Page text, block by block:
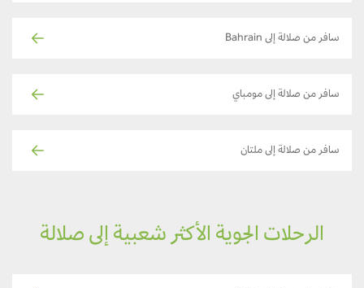
سافر من صلالة إلى Bahrain
سافر من صلالة إلى مومباي
سافر من صلالة إلى ملتان
الرحلات الجوية الأكثر شعبية إلى صلالة